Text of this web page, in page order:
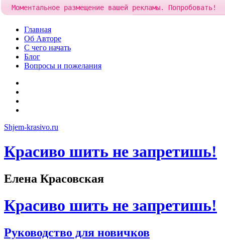
Skip
content
Главная
Об Авторе
С чего начать
Блог
Вопросы и пожелания
Shjem-krasivo.ru
Красиво шить не запретишь!
Елена Красовская
Красиво шить не запретишь!
Руководство для новичков
Моментальное размещение вашей рекламы. Попробовать!